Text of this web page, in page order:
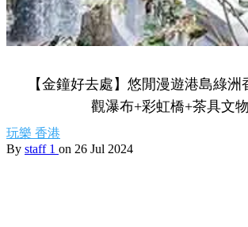
【金鐘好去處】悠閒漫遊港島綠
觀瀑布+彩虹橋+茶具文
玩樂 香港
By staff 1 on 26 Jul 2024